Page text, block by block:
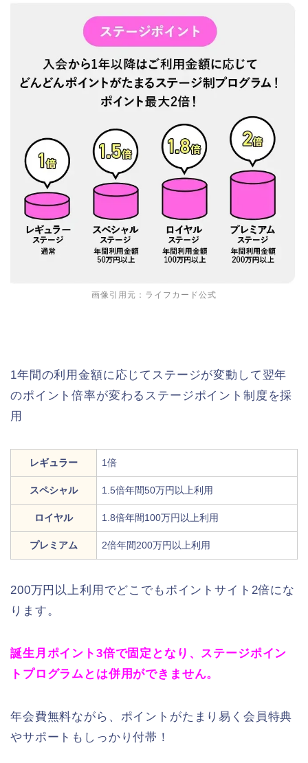
画像引用元：ライフカード公式
1年間の利用金額に応じてステージが変動して翌年
のポイント倍率が変わるステージポイント制度を採
用
レギュラー 1倍
スペシャル 1.5倍年間50万円以上利用
ロイヤル 1.8倍年間100万円以上利用
プレミアム 2倍年間200万円以上利用
200万円以上利用でどこでもポイントサイト2倍にな
ります。
誕生月ポイント3倍で固定となり、ステージポイン
トプログラムとは併用ができません。
年会費無料ながら、ポイントがたまり易く会員特典
やサポートもしっかり付帯！